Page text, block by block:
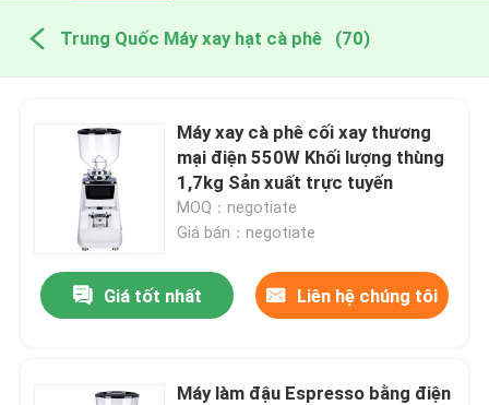
Trung Quốc Máy xay hạt cà phê (70)
Máy xay cà phê cối xay thương
mại điện 550W Khối lượng thùng
1,7kg Sản xuất trực tuyến
MOQ：negotiate
Giá bán：negotiate
Giá tốt nhất Liên hệ chúng tôi
Máy làm đậu Espresso bằng điện